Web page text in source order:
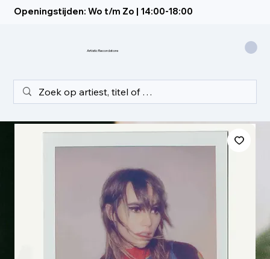
Openingstijden: Wo t/m Zo | 14:00-18:00
Artistic Recordstore